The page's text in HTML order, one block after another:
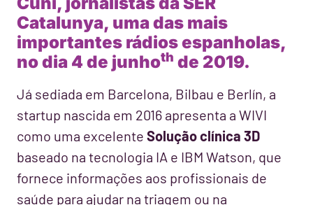
Catalunya, uma das mais
importantes rádios espanholas,
no dia 4 de junhoth de 2019.
Já sediada em Barcelona, Bilbau e Berlín, a
startup nascida em 2016 apresenta a WIVI
como uma excelente Solução clínica 3D
baseado na tecnologia IA e IBM Watson, que
fornece informações aos profissionais de
saúde para ajudar na triagem ou na